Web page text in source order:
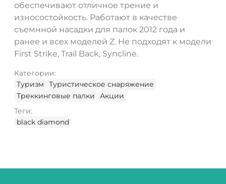
обеспечивают отличное трение и
износостойкость. Работают в качестве
съемнной насадки для палок 2012 года и
ранее и всех моделей Z. Не подходят к модели
First Strike, Trail Back, Syncline.
Категории:
Туризм
Туристическое снаряжение
Треккинговые палки
Акции
Теги:
black diamond